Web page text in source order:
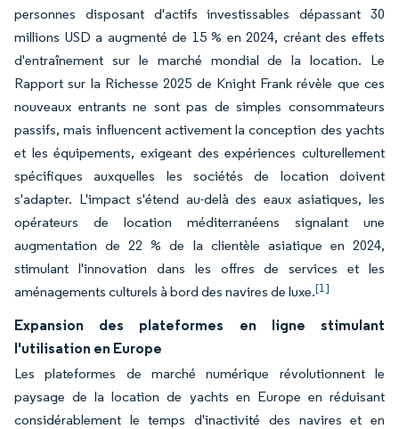
personnes disposant d'actifs investissables dépassant 30
millions USD a augmenté de 15 % en 2024, créant des effets
d'entraînement sur le marché mondial de la location. Le
Rapport sur la Richesse 2025 de Knight Frank révèle que ces
nouveaux entrants ne sont pas de simples consommateurs
passifs, mais influencent activement la conception des yachts
et les équipements, exigeant des expériences culturellement
spécifiques auxquelles les sociétés de location doivent
s'adapter. L'impact s'étend au-delà des eaux asiatiques, les
opérateurs de location méditerranéens signalant une
augmentation de 22 % de la clientèle asiatique en 2024,
stimulant l'innovation dans les offres de services et les
aménagements culturels à bord des navires de luxe.[1]
Expansion des plateformes en ligne stimulant
l'utilisation en Europe
Les plateformes de marché numérique révolutionnent le
paysage de la location de yachts en Europe en réduisant
considérablement le temps d'inactivité des navires et en